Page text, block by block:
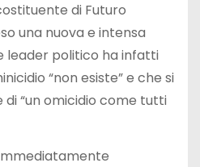
di Futuro
una nuova e intensa
leader politico ha infatti
“non esiste” e che si
“un omicidio come tutti